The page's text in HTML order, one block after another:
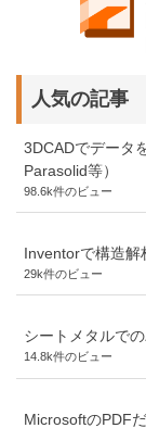
人気の記事
3DCADでデータ
Parasolid等）
98.6k件のビュー
Inventorで構造解
29k件のビュー
シートメタルで
14.8k件のビュー
MicrosoftのPDF